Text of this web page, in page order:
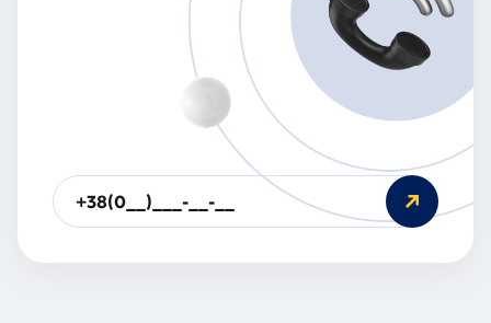
Будь
ласка,
введіть
номер